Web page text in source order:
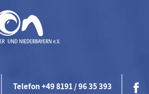
Telefon +49 8191 / 96 35 393